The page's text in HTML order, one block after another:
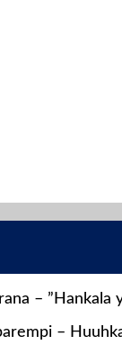
– ”Hankala
–